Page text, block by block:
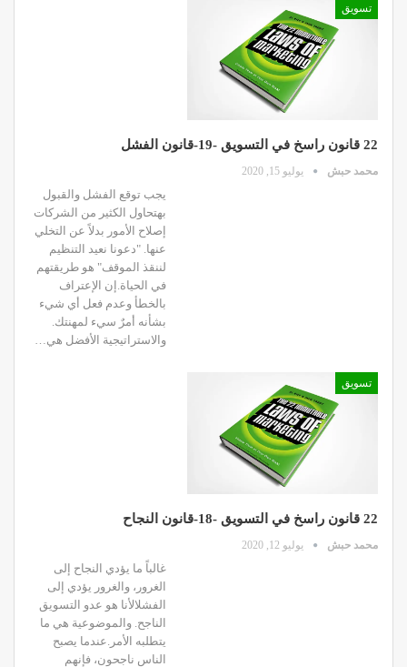
تسويق
22 قانون راسخ في التسويق -19-قانون الفشل
محمد حبش يوليو 15, 2020
يجب توقع الفشل والقبول
بهتحاول الكثير من الشركات
إصلاح الأمور بدلاً عن التخلي
عنها. "دعونا نعيد التنظيم
لننقذ الموقف" هو طريقتهم
في الحياة.إن الإعتراف
بالخطأ وعدم فعل أي شيء
بشأنه أمرٌ سيء لمهنتك.
والاستراتيجية الأفضل هي…
تسويق
22 قانون راسخ في التسويق -18-قانون النجاح
محمد حبش يوليو 12, 2020
غالباً ما يؤدي النجاح إلى
الغرور، والغرور يؤدي إلى
الفشلالأنا هو عدو التسويق
الناجح. والموضوعية هي ما
يتطلبه الأمر.عندما يصبح
الناس ناجحون، فإنهم